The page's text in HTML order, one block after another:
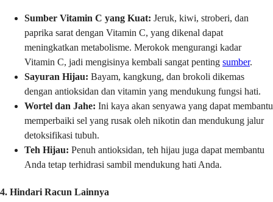
Sumber Vitamin C yang Kuat: Jeruk, kiwi, stroberi, dan
paprika sarat dengan Vitamin C, yang dikenal dapat
meningkatkan metabolisme. Merokok mengurangi kadar
Vitamin C, jadi mengisinya kembali sangat penting sumber.
Sayuran Hijau: Bayam, kangkung, dan brokoli dikemas
dengan antioksidan dan vitamin yang mendukung fungsi hati.
Wortel dan Jahe: Ini kaya akan senyawa yang dapat membantu
memperbaiki sel yang rusak oleh nikotin dan mendukung jalur
detoksifikasi tubuh.
Teh Hijau: Penuh antioksidan, teh hijau juga dapat membantu
Anda tetap terhidrasi sambil mendukung hati Anda.
4. Hindari Racun Lainnya